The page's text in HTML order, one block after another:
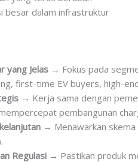
besar dalam infrastruktur
yang Jelas → Fokus pada
first-time EV buyers, high-
→ Kerja sama dengan
pembangunan
→ Menawarkan
Regulasi → Pastikan produk